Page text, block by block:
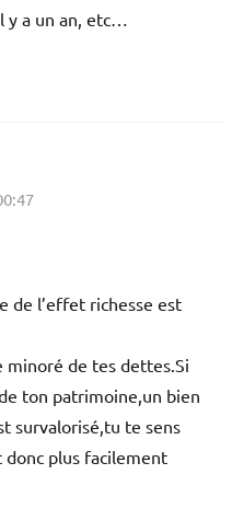
y a un an, etc…
de l’effet richesse est
minoré de tes dettes.Si
ton patrimoine,un bien
survalorisé,tu te sens
plus facilement